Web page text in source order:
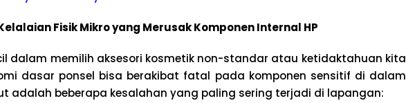
Fisik Mikro yang Merusak Komponen Internal HP
dalam memilih aksesori kosmetik non-standar atau ketidaktahuan kita
dasar ponsel bisa berakibat fatal pada komponen sensitif di dalam
adalah beberapa kesalahan yang paling sering terjadi di lapangan: